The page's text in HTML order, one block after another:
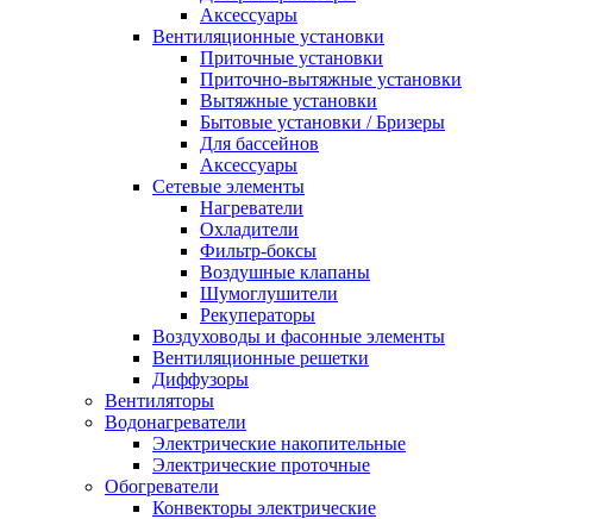
Аксессуары
Вентиляционные установки
Приточные установки
Приточно-вытяжные установки
Вытяжные установки
Бытовые установки / Бризеры
Для бассейнов
Аксессуары
Сетевые элементы
Нагреватели
Охладители
Фильтр-боксы
Воздушные клапаны
Шумоглушители
Рекуператоры
Воздуховоды и фасонные элементы
Вентиляционные решетки
Диффузоры
Вентиляторы
Водонагреватели
Электрические накопительные
Электрические проточные
Обогреватели
Конвекторы электрические